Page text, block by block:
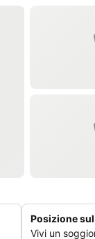
Posizione
Vivi un